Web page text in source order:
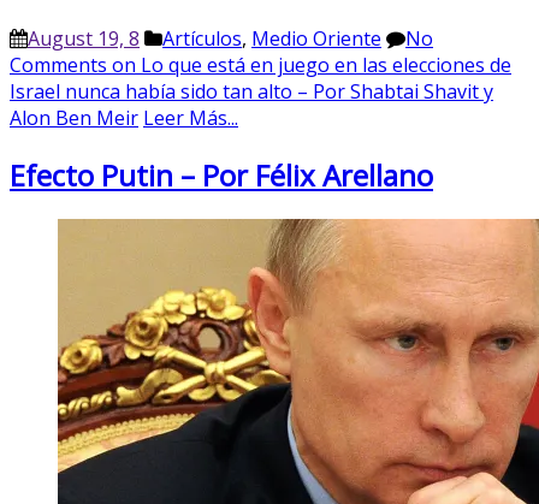
August 19, 8 Artículos, Medio Oriente
No
Comments on Lo que está en juego en las elecciones de
Israel nunca había sido tan alto – Por Shabtai Shavit y
Alon Ben Meir Leer Más...
Efecto Putin – Por Félix Arellano